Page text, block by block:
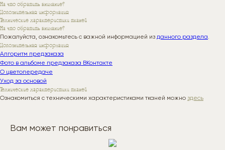
На что обратить внимание?
Дополнительная информация
Технические характеристики тканей
На что обратить внимание?
Пожалуйста, ознакомьтесь с важной информацией из данного раздела.
Дополнительная информация
Алгоритм предзаказа
Фото в альбоме предзаказа ВКонтакте
О цветопередаче
Уход за основой
Технические характеристики тканей
Ознакомиться с техническими характеристиками тканей можно здесь
Вам может понравиться